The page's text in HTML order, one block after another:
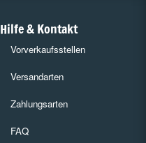
Hilfe & Kontakt
Vorverkaufsstellen
Versandarten
Zahlungsarten
FAQ